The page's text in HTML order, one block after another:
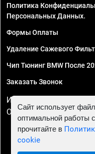
Политика
Персональных Данных.
Формы Оплаты
Удаление Сажевого
Чип Тюнинг BMW После
Заказать Звонок
ИП Смирнов Георгий
ОГРНИП
Сайт использует
оптимальной работы
прочитайте в
cookie